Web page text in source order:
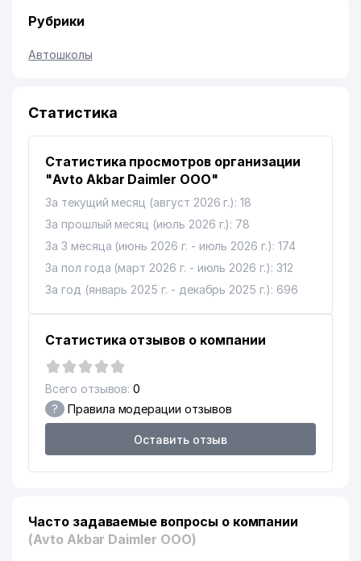
Рубрики
Автошколы
Статистика
Статистика просмотров организации
"Avto Akbar Daimler ООО"
За текущий месяц (август 2026 г.): 18
За прошлый месяц (июль 2026 г.): 78
За 3 месяца (июнь 2026 г. - июль 2026 г.): 174
За пол года (март 2026 г. - июль 2026 г.): 312
За год (январь 2025 г. - декабрь 2025 г.): 696
Статистика отзывов о компании
Всего отзывов: 0
? Правила модерации отзывов
Оставить отзыв
Часто задаваемые вопросы о компании
(Avto Akbar Daimler ООО)